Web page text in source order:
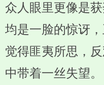
众人眼里更像是
均是一脸的惊讶
觉得匪夷所思，
中带着一丝失望。